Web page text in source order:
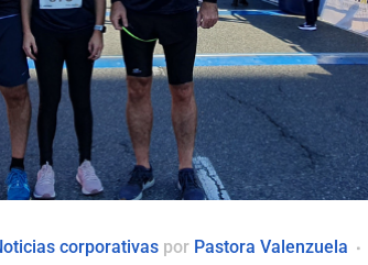
corporativas por Pastora Valenzuela